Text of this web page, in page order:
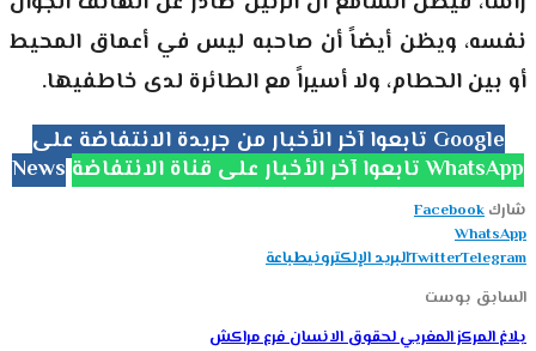
نفسه، ويظن أيضاً أن صاحبه ليس في أعماق المحيط
أو بين الحطام، ولا أسيراً مع الطائرة لدى خاطفيها.
تابعوا آخر الأخبار من جريدة الانتفاضة على Google
News
تابعوا آخر الأخبار على قناة الانتفاضة WhatsApp
شارك Facebook
WhatsApp
TwitterTelegram البريد الإلكترونيطباعة
السابق بوست
بلاغ المركز المغربي لحقوق الانسان فرع مراكش